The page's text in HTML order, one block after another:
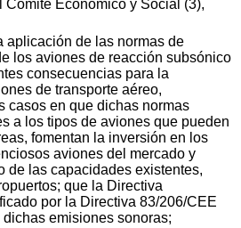
Comité Económico y Social (3),
aplicación de las normas de
los aviones de reacción subsónico
consecuencias para la
de transporte aéreo,
casos en que dichas normas
a los tipos de aviones que pueden
fomentan la inversión en los
aviones del mercado y
de las capacidades existentes,
que la Directiva
por la Directiva 83/206/CEE
emisiones sonoras;